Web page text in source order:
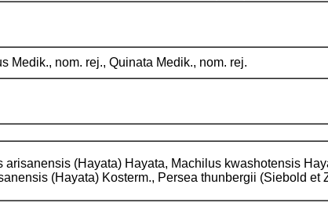
Medik., nom. rej., Quinata Medik., nom. rej.
arisanensis (Hayata) Hayata, Machilus kwashotensis
(Hayata) Kosterm., Persea thunbergii (Siebold et